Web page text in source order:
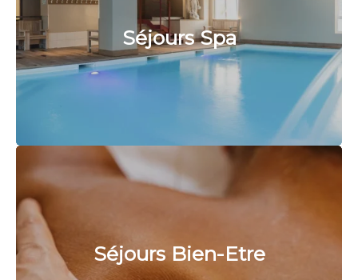
Séjours Spa
Séjours Bien-Etre